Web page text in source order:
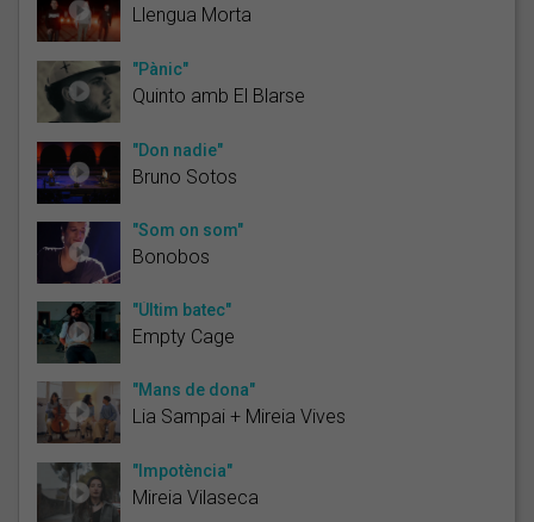
Llengua Morta
"Pànic"
Quinto amb El Blarse
"Don nadie"
Bruno Sotos
"Som on som"
Bonobos
"Últim batec"
Empty Cage
"Mans de dona"
Lia Sampai + Mireia Vives
"Impotència"
Mireia Vilaseca